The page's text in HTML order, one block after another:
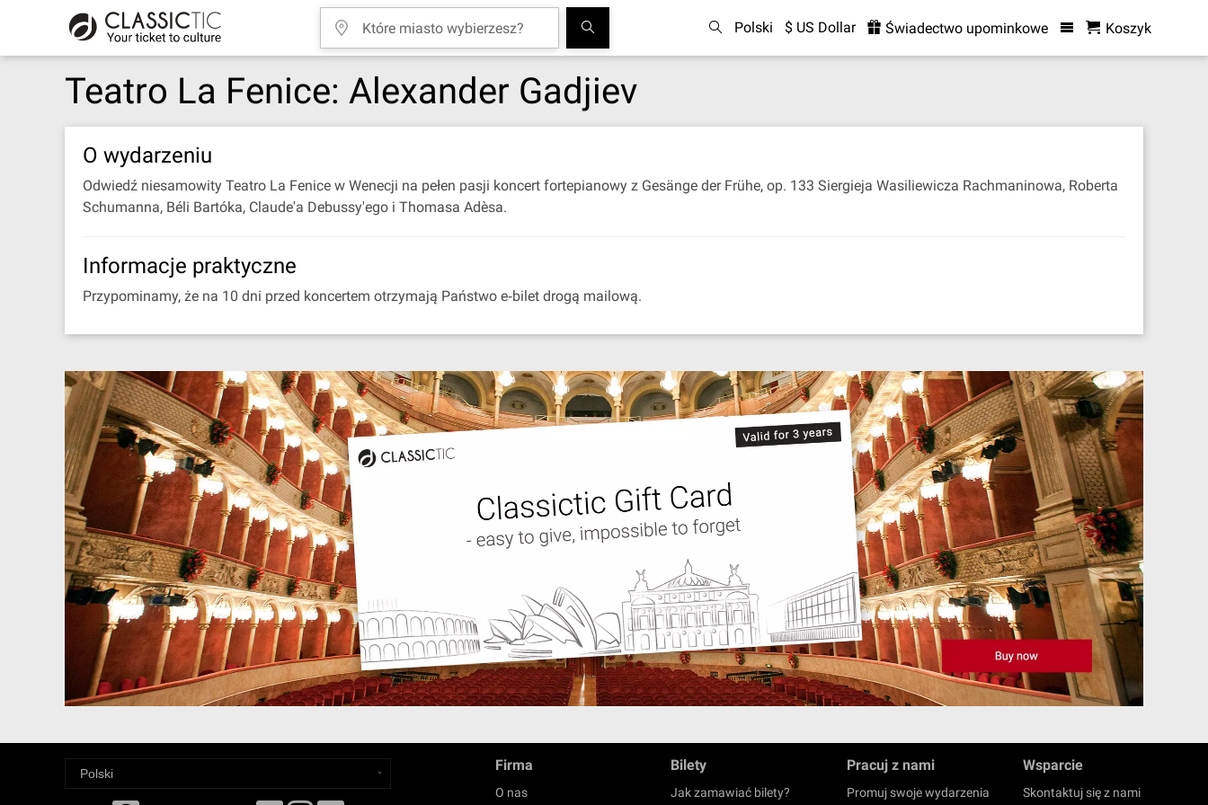
Polski $ US Dollar Świadectwo upominkowe Koszyk
Teatro La Fenice: Alexander Gadjiev
O wydarzeniu
Odwiedź niesamowity Teatro La Fenice w Wenecji na pełen pasji koncert fortepianowy z Gesänge der Frühe, op. 133 Siergieja Wasiliewicza Rachmaninowa, Roberta
Schumanna, Béli Bartóka, Claude'a Debussy'ego i Thomasa Adèsa.
Informacje praktyczne
Przypominamy, że na 10 dni przed koncertem otrzymają Państwo e‐bilet drogą mailową.
Firma
O nas
Bilety
Jak zamawiać bilety?
Pracuj z nami
Promuj swoje wydarzenia
Wsparcie
Skontaktuj się z nami